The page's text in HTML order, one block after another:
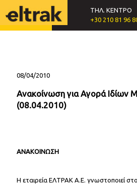
ΤΗΛ. ΚΕΝΤΡΟ
+30 210 81 96
08/04/2010
Ανακοίνωση για Αγορά Ιδίων
(08.04.2010)
ΑΝΑΚΟΙΝΩΣΗ
Η εταιρεία ΕΛΤΡΑΚ Α.Ε. γνωστοποιεί